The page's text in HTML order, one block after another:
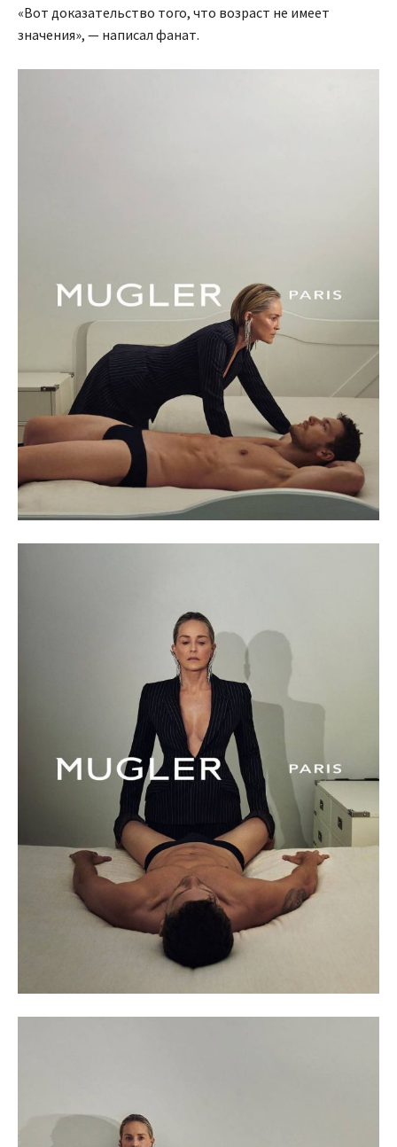
«Вот доказательство того, что возраст не имеет
значения», — написал фанат.